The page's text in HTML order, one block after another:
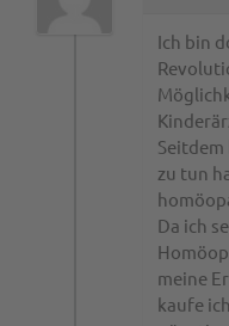
Ich bin
zu tun
Da ich
meine
kaufe